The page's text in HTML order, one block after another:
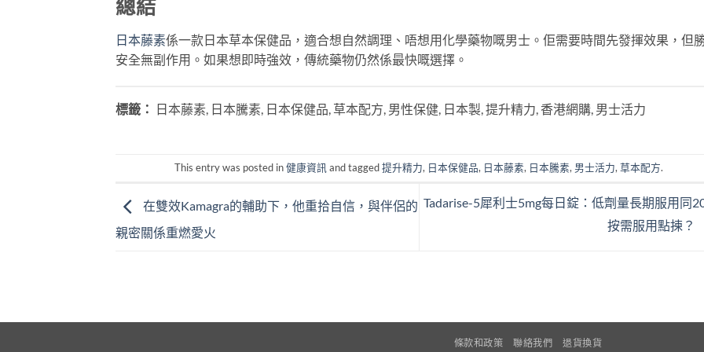
總結
日本藤素係一款日本草本保健品，適合想自然調理、唔想用化學藥物嘅男士。佢需要時間先發揮效果，但
安全無副作用。如果想即時強效，傳統藥物仍然係最快嘅選擇。
標籤： 日本藤素, 日本騰素, 日本保健品, 草本配方, 男性保健, 日本製, 提升精力, 香港網購, 男士活力
This entry was posted in健康資訊and tagged提升精力, 日本保健品, 日本藤素, 日本騰素, 男士活力,草本配方.
在雙效Kamagra的輔助下，他重拾自信，與伴侶的
親密關係重燃愛火
Tadarise-5犀利士5mg每日錠：低劑量長期服用同
按需服用點揀？
條款和政策 聯絡我們 退貨換貨